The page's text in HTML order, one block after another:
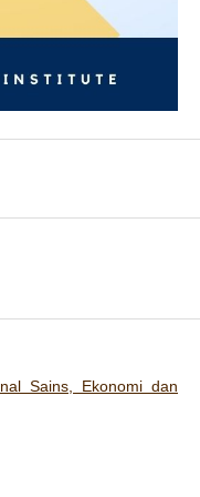
Sains, Ekonomi dan